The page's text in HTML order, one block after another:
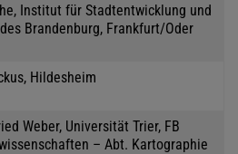
Institut für Stadtentwicklung und
Brandenburg, Frankfurt/Oder
Hildesheim
Weber, Universität Trier, FB
– Abt. Kartographie